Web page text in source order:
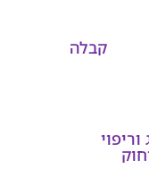
קבלה
וריפוי